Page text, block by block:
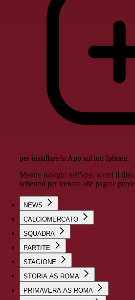
per installare la App sul tuo Iphone.
Mentre navighi nell'app, scorri il dito
schermo per tornare alle pagine
NEWS
CALCIOMERCATO
SQUADRA
PARTITE
STAGIONE
STORIA AS ROMA
PRIMAVERA AS ROMA